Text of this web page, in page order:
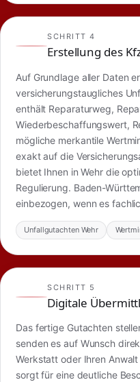
SCHRITT 4
Erstellung des
Auf Grundlage aller Daten
versicherungstaugliches
enthält Reparaturweg,
Wiederbeschaffungswert,
mögliche merkantile
exakt auf die
bietet Ihnen in Wehr die
Regulierung. Baden-
einbezogen, wenn es
Unfallgutachten Wehr
SCHRITT 5
Digitale
Das fertige Gutachten
senden es auf Wunsch
Werkstatt oder Ihren
sorgt für eine deutliche